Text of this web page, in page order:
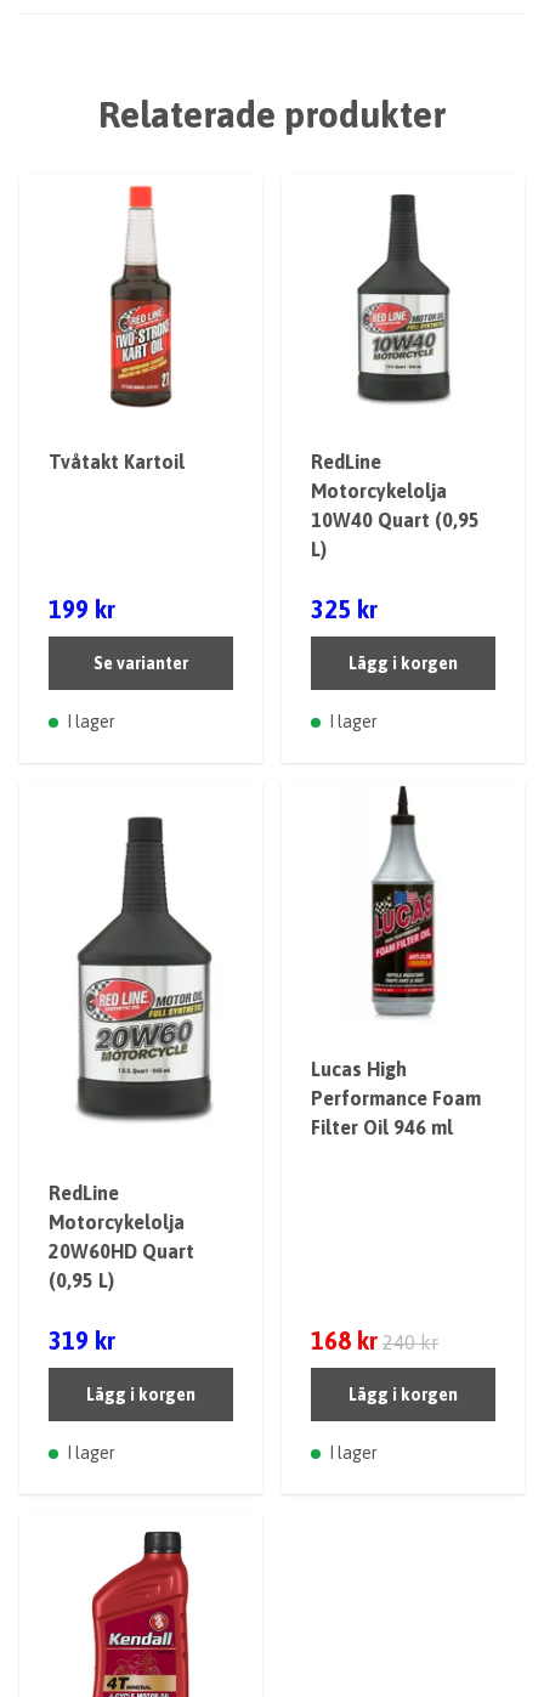
Relaterade produkter
Tvåtakt Kartoil
199 kr
Se varianter
I lager
RedLine
Motorcykelolja
10W40 Quart (0,95
L)
325 kr
Lägg i korgen
I lager
RedLine
Motorcykelolja
20W60HD Quart
(0,95 L)
319 kr
Lägg i korgen
I lager
Lucas High
Performance Foam
Filter Oil 946 ml
168 kr 240 kr
Lägg i korgen
I lager